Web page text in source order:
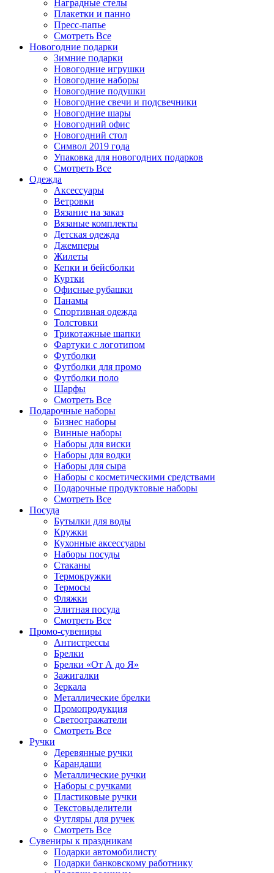
Наградные стелы
Плакетки и панно
Пресс-папье
Смотреть Все
Новогодние подарки
Зимние подарки
Новогодние игрушки
Новогодние наборы
Новогодние подушки
Новогодние свечи и подсвечники
Новогодние шары
Новогодний офис
Новогодний стол
Символ 2019 года
Упаковка для новогодних подарков
Смотреть Все
Одежда
Аксессуары
Ветровки
Вязание на заказ
Вязаные комплекты
Детская одежда
Джемперы
Жилеты
Кепки и бейсболки
Куртки
Офисные рубашки
Панамы
Спортивная одежда
Толстовки
Трикотажные шапки
Фартуки с логотипом
Футболки
Футболки для промо
Футболки поло
Шарфы
Смотреть Все
Подарочные наборы
Бизнес наборы
Винные наборы
Наборы для виски
Наборы для водки
Наборы для сыра
Наборы с косметическими средствами
Подарочные продуктовые наборы
Смотреть Все
Посуда
Бутылки для воды
Кружки
Кухонные аксессуары
Наборы посуды
Стаканы
Термокружки
Термосы
Фляжки
Элитная посуда
Смотреть Все
Промо-сувениры
Антистрессы
Брелки
Брелки «От А до Я»
Зажигалки
Зеркала
Металлические брелки
Промопродукция
Светоотражатели
Смотреть Все
Ручки
Деревянные ручки
Карандаши
Металлические ручки
Наборы с ручками
Пластиковые ручки
Текстовыделители
Футляры для ручек
Смотреть Все
Сувениры к праздникам
Подарки автомобилисту
Подарки банковскому работнику